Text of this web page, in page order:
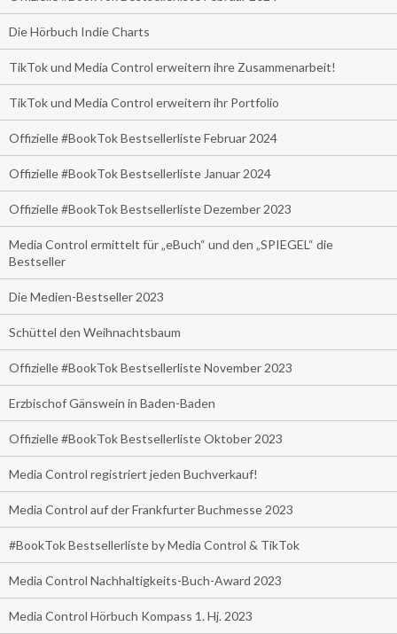
Die Hörbuch Indie Charts
TikTok und Media Control erweitern ihre Zusammenarbeit!
TikTok und Media Control erweitern ihr Portfolio
Offizielle #BookTok Bestsellerliste Februar 2024
Offizielle #BookTok Bestsellerliste Januar 2024
Offizielle #BookTok Bestsellerliste Dezember 2023
Media Control ermittelt für „eBuch“ und den „SPIEGEL“ die
Bestseller
Die Medien-Bestseller 2023
Schüttel den Weihnachtsbaum
Offizielle #BookTok Bestsellerliste November 2023
Erzbischof Gänswein in Baden-Baden
Offizielle #BookTok Bestsellerliste Oktober 2023
Media Control registriert jeden Buchverkauf!
Media Control auf der Frankfurter Buchmesse 2023
#BookTok Bestsellerliste by Media Control & TikTok
Media Control Nachhaltigkeits-Buch-Award 2023
Media Control Hörbuch Kompass 1. Hj. 2023